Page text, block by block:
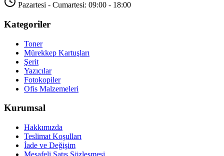
Pazartesi - Cumartesi: 09:00 - 18:00
Kategoriler
Toner
Mürekkep Kartuşları
Şerit
Yazıcılar
Fotokopiler
Ofis Malzemeleri
Kurumsal
Hakkımızda
Teslimat Koşulları
İade ve Değişim
Mesafeli Satış Sözleşmesi